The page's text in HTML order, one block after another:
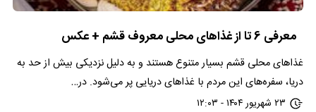
معرفی 6 تا از غذاهای محلی معروف قشم + عکس
غذاهای محلی قشم بسیار متنوع هستند و به دلیل نزدیکی بیش از حد به
دریا، سفره‌های این مردم با غذاهای دریایی پر می‌شود. در…
۲۳ شهریور ۱۴۰۴ - ۱۲:۰۳